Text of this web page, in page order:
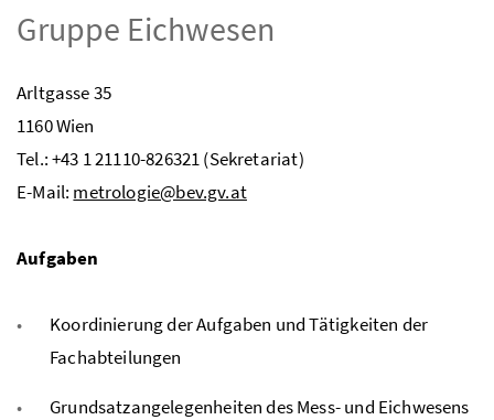
Gruppe Eichwesen
Arltgasse 35
1160 Wien
Tel.: +43 1 21110-826321 (Sekretariat)
E-Mail: metrologie@bev.gv.at
Aufgaben
Koordinierung der Aufgaben und Tätigkeiten der
Fachabteilungen
Grundsatzangelegenheiten des Mess- und Eichwesens